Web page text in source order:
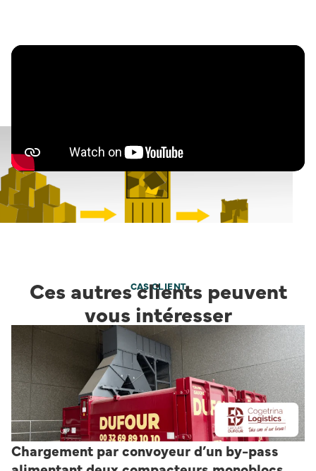
CAS CLIENT
Ces autres clients peuvent
vous intéresser
Chargement par convoyeur d’un by-pass